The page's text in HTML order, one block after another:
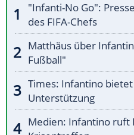
"Infanti-No Go":
des FIFA-Chefs
Matthäus über
Fußball"
Times: Infantino
Unterstützung
Medien: Infantino ruft